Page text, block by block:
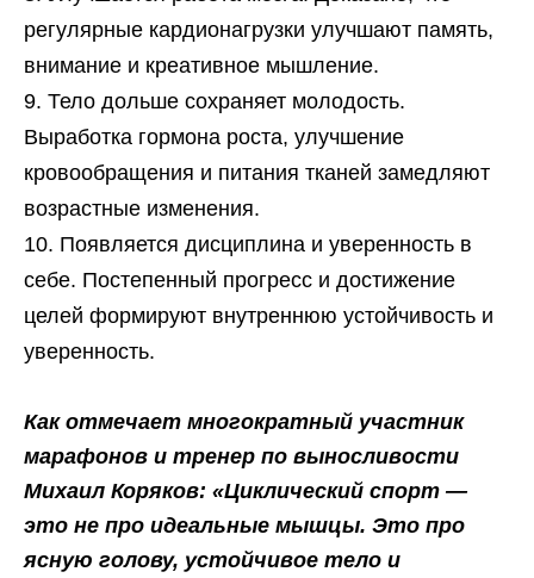
регулярные кардионагрузки улучшают память,
внимание и креативное мышление.
Тело дольше сохраняет молодость.
Выработка гормона роста, улучшение
кровообращения и питания тканей замедляют
возрастные изменения.
Появляется дисциплина и уверенность в
себе. Постепенный прогресс и достижение
целей формируют внутреннюю устойчивость и
уверенность.
Как отмечает многократный участник
марафонов и тренер по выносливости
Михаил Коряков: «Циклический спорт —
это не про идеальные мышцы. Это про
ясную голову, устойчивое тело и